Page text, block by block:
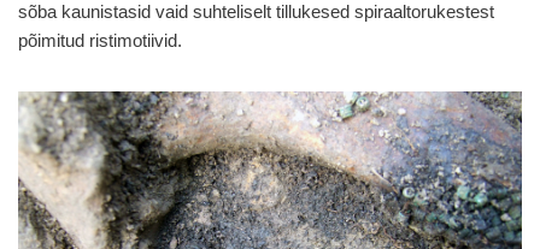
sõba kaunistasid vaid suhteliselt tillukesed spiraaltorukestest
põimitud ristimotiivid.